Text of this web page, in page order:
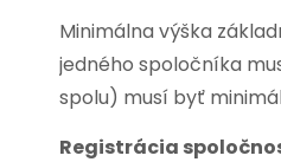
Minimálna výška
jedného spoločníka
spolu) musí byť
Registrácia